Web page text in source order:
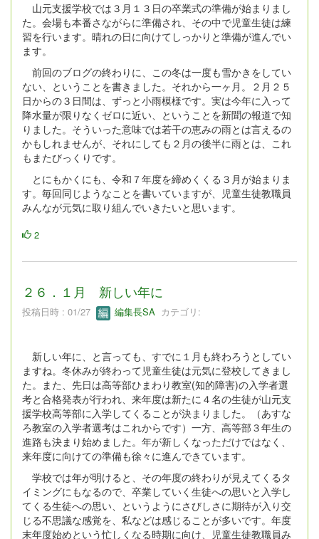
山元支援学校では３月１３日の卒業式の準備が始まりまし
た。会場も本番さながらに準備され、その中で児童生徒は練
習を行います。晴れの日に向けてしっかりと準備が進んでい
ます。
前回のブログの終わりに、この冬は一度も雪かきをしてい
ない、ということを書きました。それから一ヶ月。２月２５
日からの３日間は、ずっと小雨模様です。実は今年に入って
降水量が限りなくゼロに近い、ということを新聞の報道で知
りました。そういった意味では若干の恵みの雨とは言えるの
かもしれませんが、それにしても２月の後半に雨とは、これ
もまたびっくりです。
とにもかくにも、令和７年度を締めくくる３月が始まりま
す。毎回同じようなことを書いていますが、児童生徒教職員
みんなが元気に取り組んでいきたいと思います。
2
２６．１月 新しい年に
投稿日時 : 01/27 編集長SA カテゴリ:
新しい年に、と言っても、すでに１月も終わろうとしてい
ますね。冬休みが終わって児童生徒は元気に登校してきまし
た。また、先日は高等部ひまわり教室(知的障害)の入学者選
考と合格発表が行われ、来年度は新たに４名の生徒が山元支
援学校高等部に入学してくることが決まりました。（あすな
ろ教室の入学者選考はこれからです）一方、高等部３年生の
進路も決まり始めました。年が新しくなっただけではなく、
来年度に向けての準備も徐々に進んできています。
学校では年が明けると、その年度の終わりが見えてくるタ
イミングにもなるので、卒業していく生徒への思いと入学し
てくる生徒への思い、というようにさびしさに期待が入り交
じる不思議な感覚を、私などは感じることが多いです。年度
末年度始めという忙しくなる時期に向け、児童生徒教職員み